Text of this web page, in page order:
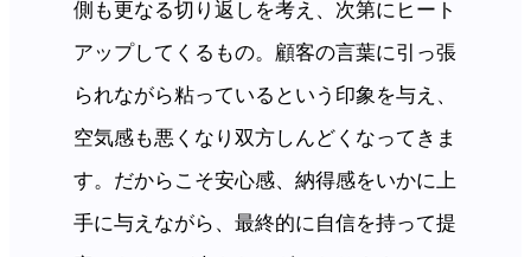
側も更なる切り返しを考え、次第にヒート
アップしてくるもの。顧客の言葉に引っ張
られながら粘っているという印象を与え、
空気感も悪くなり双方しんどくなってきま
す。だからこそ安心感、納得感をいかに上
手に与えながら、最終的に自信を持って提